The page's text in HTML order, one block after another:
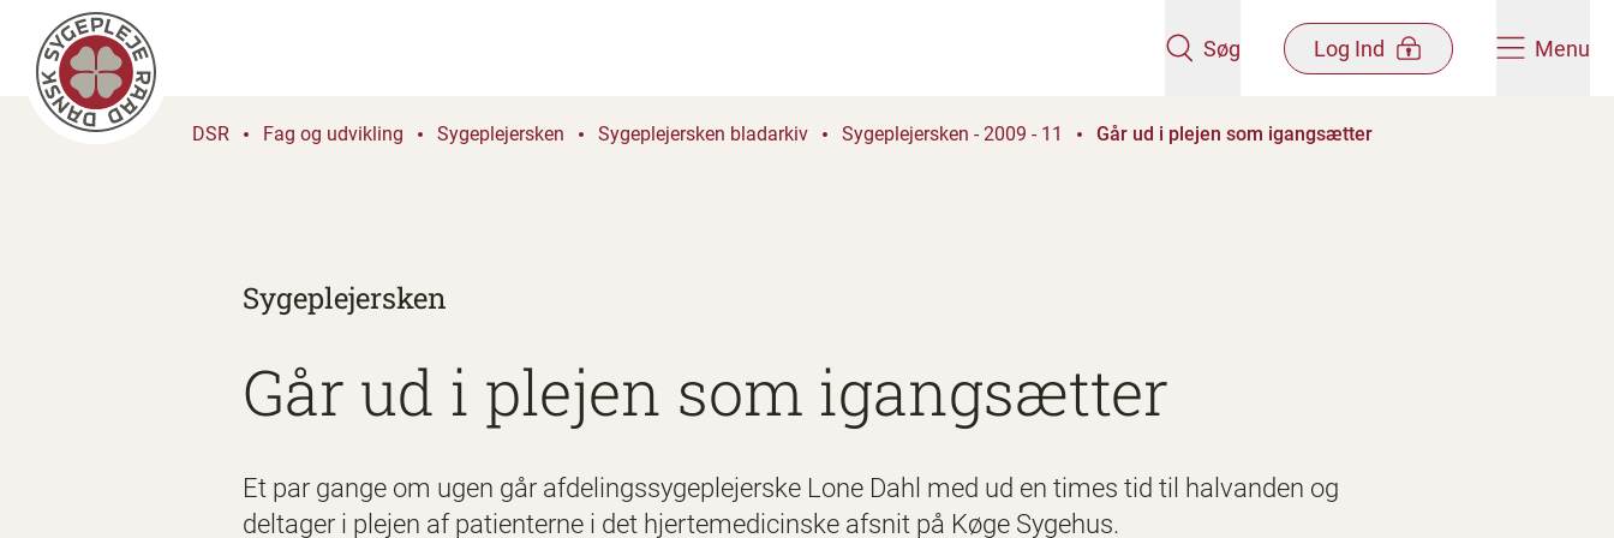
Søg Log Ind Menu
DSR Fag og udvikling Sygeplejersken Sygeplejersken bladarkiv Sygeplejersken - 2009 - 11 Går ud i plejen som igangsætter
Sygeplejersken
Går ud i plejen som igangsætter
Et par gange om ugen går afdelingssygeplejerske Lone Dahl med ud en times tid til halvanden og
deltager i plejen af patienterne i det hjertemedicinske afsnit på Køge Sygehus.